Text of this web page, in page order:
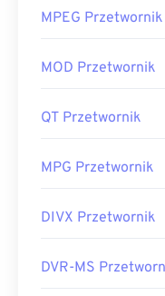
MPEG Przetwornik
MOD Przetwornik
QT Przetwornik
MPG Przetwornik
DIVX Przetwornik
DVR-MS